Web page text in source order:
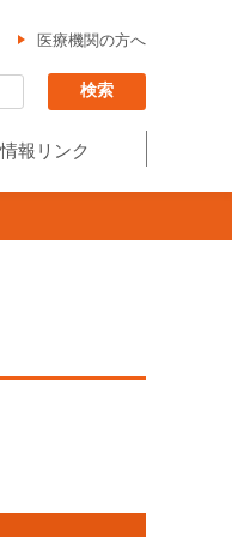
医療機関の方へ
報リンク